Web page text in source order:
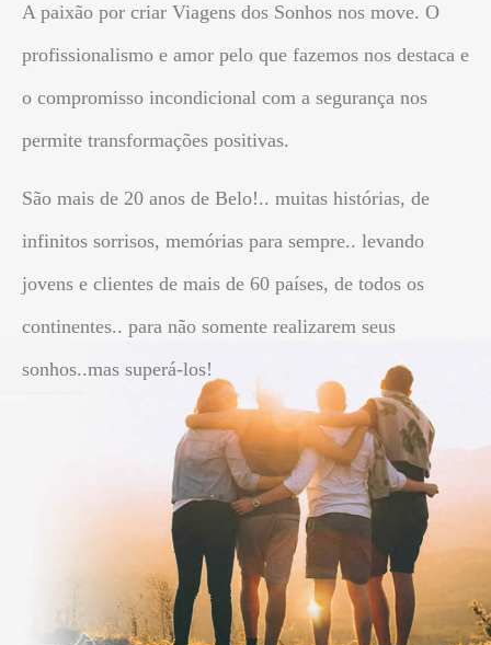
A paixão por criar Viagens dos Sonhos nos move. O
profissionalismo e amor pelo que fazemos nos destaca e
o compromisso incondicional com a segurança nos
permite transformações positivas.
São mais de 20 anos de Belo!.. muitas histórias, de
infinitos sorrisos, memórias para sempre.. levando
jovens e clientes de mais de 60 países, de todos os
continentes.. para não somente realizarem seus
sonhos..mas superá-los!